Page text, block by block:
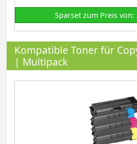
Sparset zum Preis von:
Kompatible Toner für
| Multipack